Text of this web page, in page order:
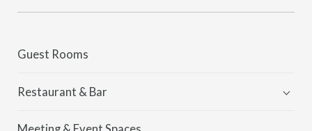
Guest Rooms
Restaurant & Bar